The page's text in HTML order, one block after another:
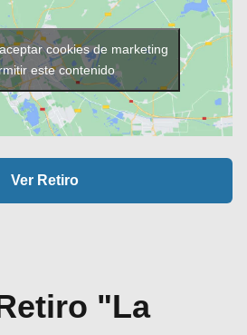
cookies de marketing
este contenido
Ver Retiro
"La